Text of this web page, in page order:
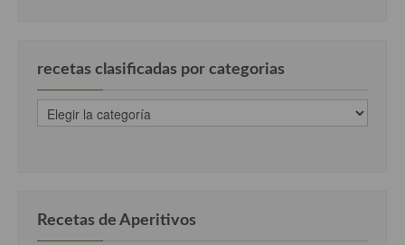
recetas clasificadas por categorias
recetas
clasificadas
Recetas de Aperitivos